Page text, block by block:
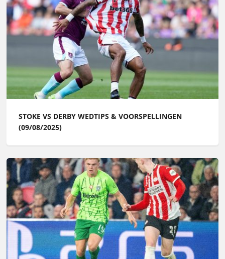
STOKE VS DERBY WEDTIPS & VOORSPELLINGEN
(09/08/2025)